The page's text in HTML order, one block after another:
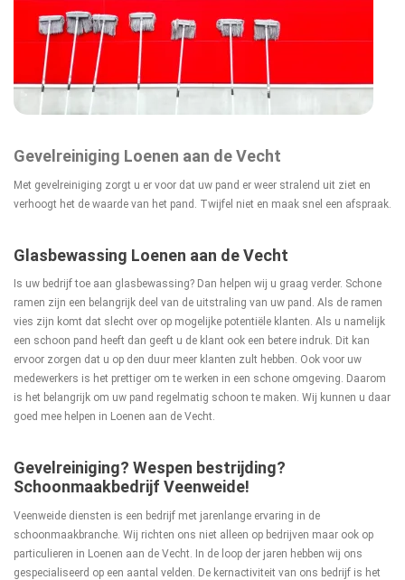
Gevelreiniging Loenen aan de Vecht
Met gevelreiniging zorgt u er voor dat uw pand er weer stralend uit ziet en
verhoogt het de waarde van het pand. Twijfel niet en maak snel een afspraak.
Glasbewassing Loenen aan de Vecht
Is uw bedrijf toe aan glasbewassing? Dan helpen wij u graag verder. Schone
ramen zijn een belangrijk deel van de uitstraling van uw pand. Als de ramen
vies zijn komt dat slecht over op mogelijke potentiële klanten. Als u namelijk
een schoon pand heeft dan geeft u de klant ook een betere indruk. Dit kan
ervoor zorgen dat u op den duur meer klanten zult hebben. Ook voor uw
medewerkers is het prettiger om te werken in een schone omgeving. Daarom
is het belangrijk om uw pand regelmatig schoon te maken. Wij kunnen u daar
goed mee helpen in Loenen aan de Vecht.
Gevelreiniging? Wespen bestrijding?
Schoonmaakbedrijf Veenweide!
Veenweide diensten is een bedrijf met jarenlange ervaring in de
schoonmaakbranche. Wij richten ons niet alleen op bedrijven maar ook op
particulieren in Loenen aan de Vecht. In de loop der jaren hebben wij ons
gespecialiseerd op een aantal velden. De kernactiviteit van ons bedrijf is het